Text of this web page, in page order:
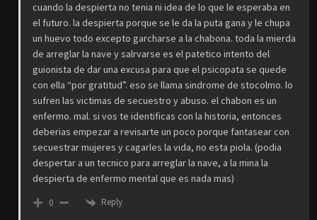
cuando la despierta no tenia ni idea de lo que le esperaba en
el futuro. la despierta porque se le da la puta gana y le chupa
un huevo todo excepto garcharse a la chabona. toda la mierda
de arreglar la nave y salrvarse es el patetico intento del
guionista de dar una excusa para que el psicopata se quede
con ella “por gratitud”. eso se llama sindrome de stocolmo. lo
sufren las victimas de secuestro y abuso. el chabon es un
enfermo. mal. si vos te identificas con la historia, entonces
deberias empezar a revisarte un poco porque fantasear con
secuestrar mujeres y cagarles la vida, no esta piola. (podia
despertar a un tecnico para arreglar la nave, a la mina la
despierta de enfermo mental que es nada mas)
0 Reply